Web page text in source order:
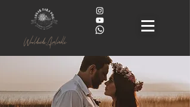
Worldwide Avaliable